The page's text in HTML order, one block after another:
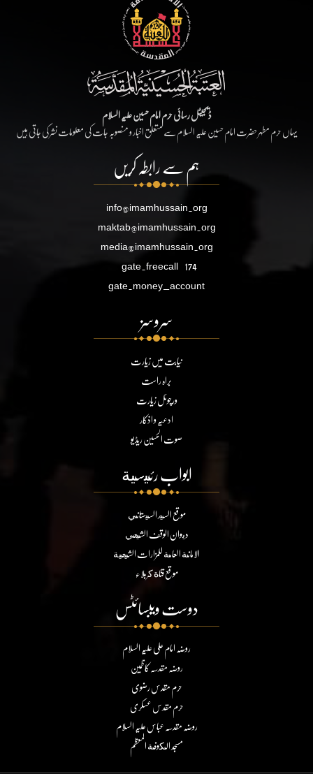
ڈیجیٹل رسائی حرم امام حسین علیہ السلام
یہاں حرم مطہر حضرت امام حسین علیہ السلام سے متعلق اخبار و منصوبہ جات کی معلومات نشر کی جاتی ہیں
ہم سے رابطہ کریں
info@imamhussain.org
maktab@imamhussain.org
media@imamhussain.org
gate.freecall 174
gate.money_account
سروسز
نیابت میں زیارت
براہ راست
ورچوئل زیارت
ادعیہ و اذکار
صوت الحسین ریڈیو
ابواب رئيسية
موقع السيد السيستاني
ديوان الوقف الشيعي
الامانة العامة للمزارات الشيعية
موقع قناة كربلاء
دوست ویبسائٹس
روضہ امام علی علیہ السلام
روضہ مقدسہ کاظمین
حرم مقدس رضوی
حرم مقدس عسکری
روضہ مقدسہ عباس علیہ السلام
مسجد الكوفة المعظم